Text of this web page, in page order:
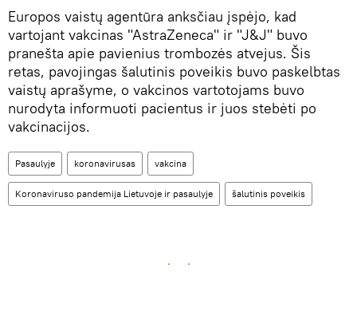
Europos vaistų agentūra anksčiau įspėjo, kad
vartojant vakcinas "AstraZeneca" ir "J&J" buvo
pranešta apie pavienius trombozės atvejus. Šis
retas, pavojingas šalutinis poveikis buvo paskelbtas
vaistų aprašyme, o vakcinos vartotojams buvo
nurodyta informuoti pacientus ir juos stebėti po
vakcinacijos.
Pasaulyje koronavirusas vakcina
Koronaviruso pandemija Lietuvoje ir pasaulyje šalutinis poveikis